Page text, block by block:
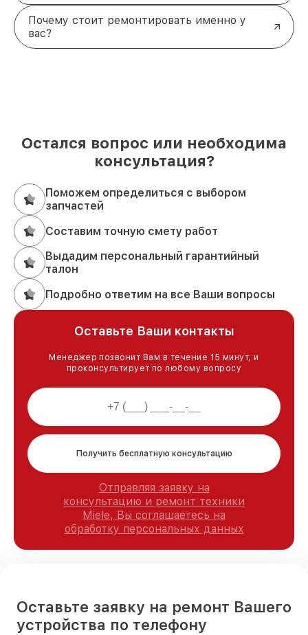
Почему стоит ремонтировать именно у
вас?
Остался вопрос или необходима
консультация?
Поможем определиться с выбором
запчастей
Составим точную смету работ
Выдадим персональный гарантийный
талон
Подробно ответим на все Ваши вопросы
Оставьте Ваши контакты
Менеджер позвонит Вам в течение 15 минут, и
проконсультирует по любому вопросу
Получить бесплатную консультацию
Отправляя заявку на
консультацию и ремонт техники
Miele, Вы соглашаетесь на
обработку персональных данных
Оставьте заявку на ремонт Вашего
устройства по телефону